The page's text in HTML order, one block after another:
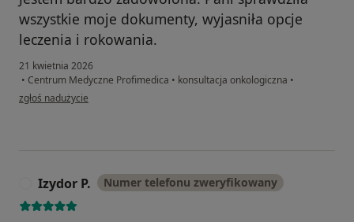
wszystkie moje dokumenty, wyjasniła opcje
leczenia i rokowania.
21 kwietnia 2026
• Centrum Medyczne Profimedica • konsultacja onkologiczna •
w opinii użytkownika Anastazja
zgłoś nadużycie
Izydor P. Numer telefonu zweryfikowany